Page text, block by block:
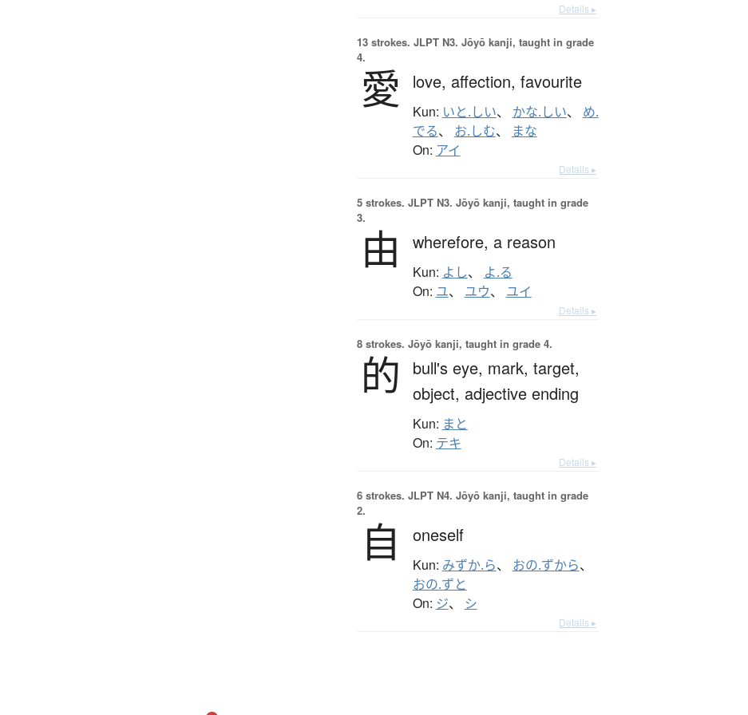
Details ▸
13 strokes. JLPT N3. Jōyō kanji, taught in grade
4.
愛 love, affection, favourite
Kun: いと.しい、 かな.しい、 め.
でる、 お.しむ、 まな
On: アイ
Details ▸
5 strokes. JLPT N3. Jōyō kanji, taught in grade
3.
由 wherefore, a reason
Kun: よし、 よ.る
On: ユ、 ユウ、 ユイ
Details ▸
8 strokes. Jōyō kanji, taught in grade 4.
的 bull's eye, mark, target,
object, adjective ending
Kun: まと
On: テキ
Details ▸
6 strokes. JLPT N4. Jōyō kanji, taught in grade
2.
自 oneself
Kun: みずか.ら、 おの.ずから、
おの.ずと
On: ジ、 シ
Details ▸